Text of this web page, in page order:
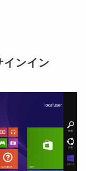
インイン